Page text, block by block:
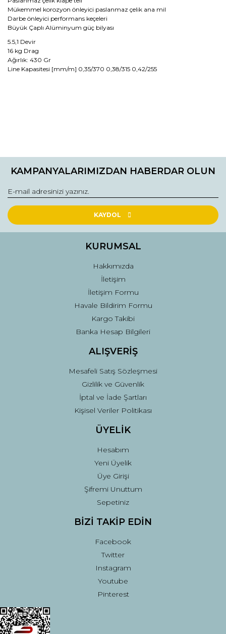
Mükemmel korozyon önleyici paslanmaz çelik ana mil
Darbe önleyici performans keçeleri
Büyük Çaplı Alüminyum güç bilyası
5.5,1 Devir
16 kg Drag
Ağırlık: 430 Gr
Line Kapasitesi [mm/m] 0,35/370 0,38/315 0,42/255
konularda yetersiz gördüğünüz noktaları öneri formunu
Görüş ve önerileriniz için teşekkür ederiz.
Ürün resmi kalitesiz, bozuk veya görüntülenemiyor.
Ürün açıklamasında eksik bilgiler bulunuyor.
Ürün fiyatı diğer sitelerden daha pahalı.
Gönder
KAMPANYALARIMIZDAN HABERDAR OLUN
KAYDOL
KURUMSAL
Hakkımızda
İletişim
İletişim Formu
Havale Bildirim Formu
Kargo Takibi
Banka Hesap Bilgileri
ALIŞVERİŞ
Mesafeli Satış Sözleşmesi
Gizlilik ve Güvenlik
İptal ve İade Şartları
Kişisel Veriler Politikası
ÜYELİK
Hesabım
Yeni Üyelik
Üye Girişi
Şifremi Unuttum
Sepetiniz
BİZİ TAKİP EDİN
Facebook
Twitter
Instagram
Youtube
Pinterest